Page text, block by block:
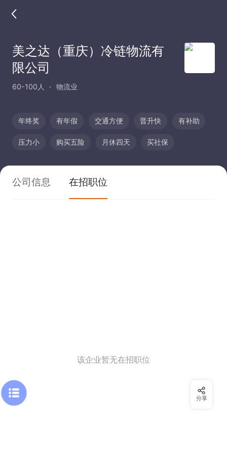
美之达（重庆）冷链物流有
限公司
60-100人 物流业
年终奖 有年假 交通方便 晋升快 有补助
压力小 购买五险 月休四天 买社保
公司信息 在招职位
该企业暂无在招职位
分享